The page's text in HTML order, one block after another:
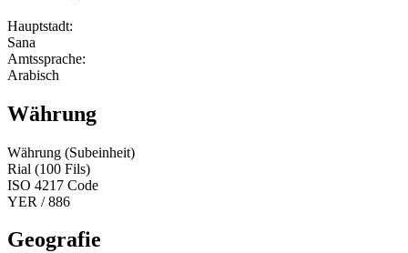
Hauptstadt:
Sana
Amtssprache:
Arabisch
Währung
Währung (Subeinheit)
Rial (100 Fils)
ISO 4217 Code
YER / 886
Geografie